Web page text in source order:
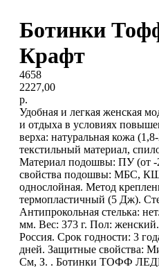
Ботинки
Крафт
4658
2227,00
р.
Удобная и легкая женская
и отдыха в условиях
верха: натуральная кожа
текстильный материал,
Материал подошвы: ПУ (от -
свойства подошвы: МБС,
однослойная. Метод
термопластичный (5 Дж).
Антипрокольная стелька:
мм. Вес: 373 г. Пол:
Россия. Срок годности: 3
дней. Защитные свойства:
См, З. . Ботинки ТОФФ